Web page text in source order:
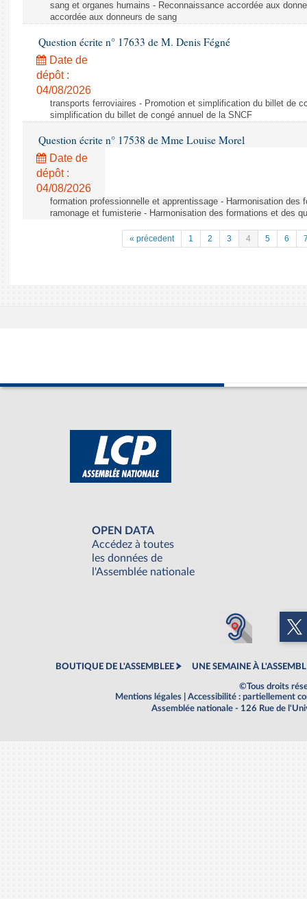
sang et organes humains - Reconnaissance accordée aux
accordée aux donneurs de sang
Question écrite n° 17633 de M. Denis Fégné
Date de
dépôt :
04/08/2026
transports ferroviaires - Promotion et simplification du billet de
simplification du billet de congé annuel de la SNCF
Question écrite n° 17538 de Mme Louise Morel
Date de
dépôt :
04/08/2026
formation professionnelle et apprentissage - Harmonisation des
ramonage et fumisterie - Harmonisation des formations et des
« précedent 1 2 3 4 5 6
OPEN DATA
Accédez à toutes
les données de
l'Assemblée nationale
BOUTIQUE DE L'ASSEMBLEE UNE SEMAINE À
©Tous droits
Mentions légales
Accessibilité : partiellement
Assemblée nationale - 126 Rue de